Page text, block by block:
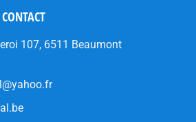
107, 6511 Beaumont